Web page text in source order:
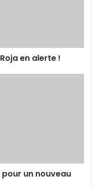
en alerte !
un nouveau